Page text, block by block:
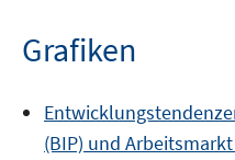
Grafiken
(BIP) und